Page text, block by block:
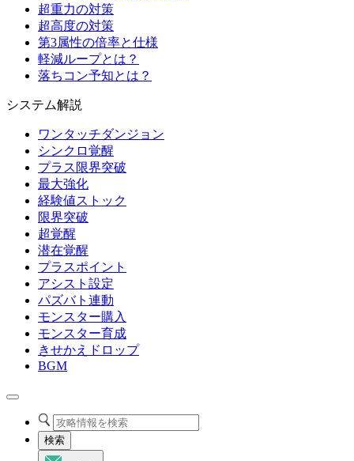
超重力の対策
超高度の対策
第3属性の倍率と仕様
軽減ループとは？
落ちコン予知とは？
システム解説
ワンタッチダンジョン
シンクロ覚醒
プラス限界突破
最大強化
経験値ストック
限界突破
超覚醒
潜在覚醒
プラスポイント
アシスト設定
パズバト連動
モンスター購入
モンスター育成
きせかえドロップ
BGM
検索